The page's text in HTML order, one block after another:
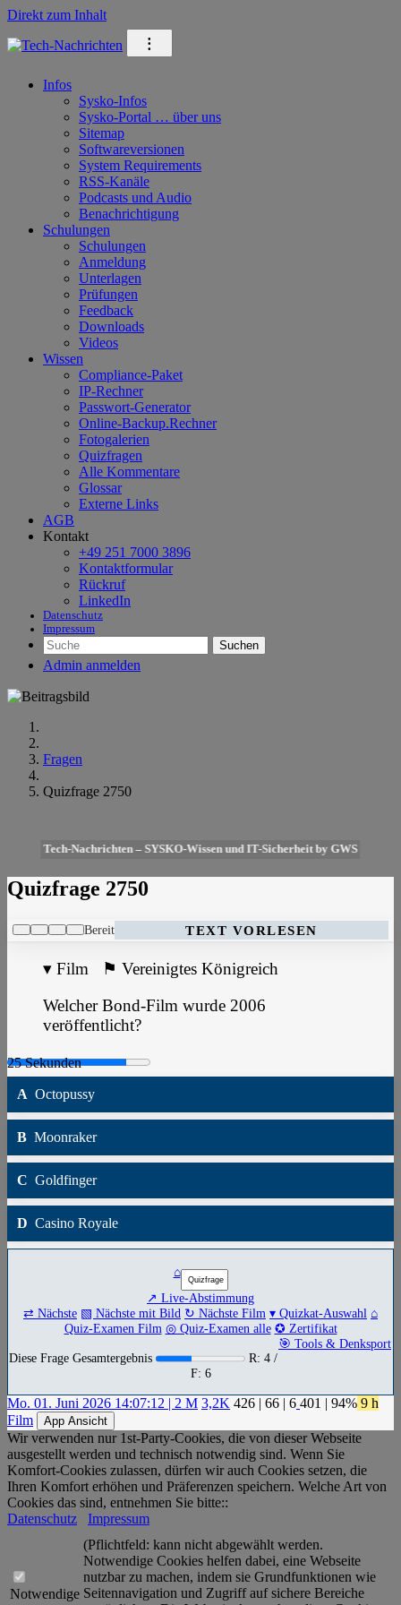
Direkt zum Inhalt
⁝
Infos
Sysko-Infos
Sysko-Portal … über uns
Sitemap
Softwareversionen
System Requirements
RSS-Kanäle
Podcasts und Audio
Benachrichtigung
Schulungen
Schulungen
Anmeldung
Unterlagen
Prüfungen
Feedback
Downloads
Videos
Wissen
Compliance-Paket
IP-Rechner
Passwort-Generator
Online-Backup.Rechner
Fotogalerien
Quizfragen
Alle Kommentare
Glossar
Externe Links
AGB
Kontakt
+49 251 7000 3896
Kontaktformular
Rückruf
LinkedIn
Datenschutz
Impressum
Suchen
Admin anmelden
Fragen
Quizfrage 2750
Tech-Nachrichten – SYSKO-Wissen und IT-Sicherheit by GWS
Quizfrage 2750
Bereit TEXT VORLESEN
▾ Film ⚑ Vereinigtes Königreich
Welcher Bond-Film wurde 2006
veröffentlicht?
A Octopussy
B Moonraker
C Goldfinger
D Casino Royale
⌂
↗ Live-Abstimmung
⇄ Nächste ▧ Nächste mit Bild ↻ Nächste Film ▾ Quizkat-Auswahl ⌂
Quiz-Examen Film ◎ Quiz-Examen alle ✪ Zertifikat
🎯 Tools & Denksport
Diese Frage Gesamtergebnis
R: 4 /
F: 6
Mo. 01. Juni 2026 14:07:12 | 2 M 3,2K 426 | 66 | 6 401 | 94% 9 h
Film
App Ansicht
Wir verwenden nur 1st-Party-Cookies, die von dieser Webseite
ausgestellt werden und technisch notwendig sind. Wenn Sie
Komfort-Cookies zulassen, dürfen wir auch Cookies setzen, die
Ihren Komfort erhöhen und Präferenzen speichern. Welche Art von
Cookies das sind, entnehmen Sie bitte::
Datenschutz
Impressum
Notwendige
(Pflichtfeld: kann nicht abgewählt werden.
Notwendige Cookies helfen dabei, eine Webseite
nutzbar zu machen, indem sie Grundfunktionen wie
Seitennavigation und Zugriff auf sichere Bereiche